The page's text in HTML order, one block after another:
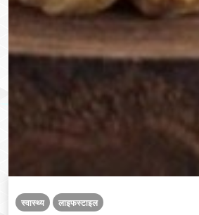
स्वास्थ्य लाइफस्टाइल